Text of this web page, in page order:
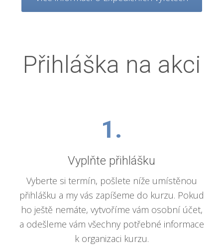
Přihláška na akci
1.
Vyplňte přihlášku
Vyberte si termín, pošlete níže umístěnou
přihlášku a my vás zapíšeme do kurzu. Pokud
ho ještě nemáte, vytvoříme vám osobní účet,
a odešleme vám všechny potřebné informace
k organizaci kurzu.